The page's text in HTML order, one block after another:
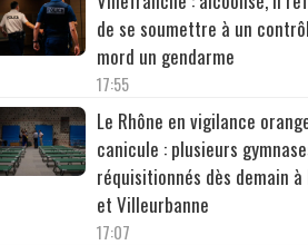
de se soumettre à un
mord un gendarme
17:55
Le Rhône en vigilance
canicule : plusieurs
réquisitionnés dès demain à
et Villeurbanne
17:07